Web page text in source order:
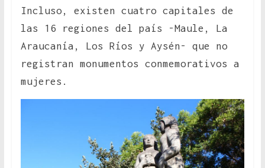
Incluso, existen cuatro capitales de
las 16 regiones del país -Maule, La
Araucanía, Los Ríos y Aysén- que no
registran monumentos conmemorativos a
mujeres.